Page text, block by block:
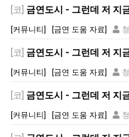
[코] 금연도시 - 그런데 저 지
[커뮤니티] [금연 도움 자료]
[코] 금연도시 - 그런데 저 지
[커뮤니티] [금연 도움 자료]
[코] 금연도시 - 그런데 저 지
[커뮤니티] [금연 도움 자료]